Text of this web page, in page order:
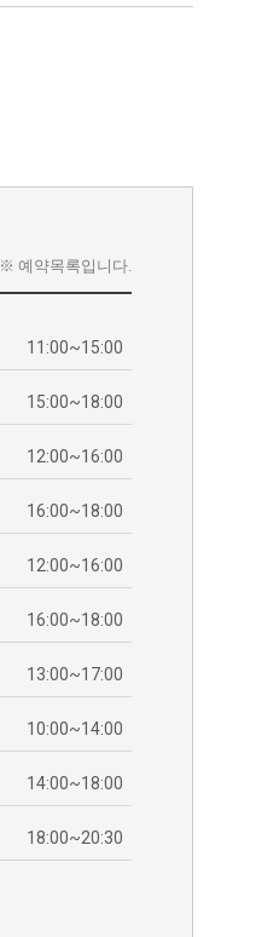
※ 예약목록입니다.
11:00~15:00
15:00~18:00
12:00~16:00
16:00~18:00
12:00~16:00
16:00~18:00
13:00~17:00
10:00~14:00
14:00~18:00
18:00~20:30